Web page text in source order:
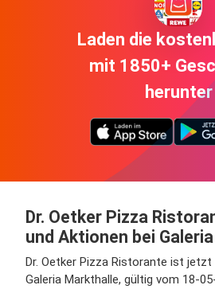
Laden die
mit 1850+
herunter
Dr. Oetker Pizza
und Aktionen bei
Dr. Oetker Pizza Ristorante ist
Galeria Markthalle, gültig vom 18-